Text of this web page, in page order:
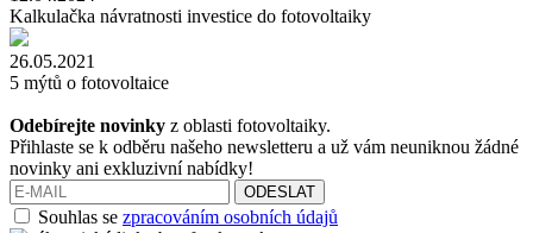
Kalkulačka návratnosti investice do fotovoltaiky
26.05.2021
5 mýtů o fotovoltaice
Odebírejte novinky z oblasti fotovoltaiky.
Přihlaste se k odběru našeho newsletteru a už vám neuniknou žádné
novinky ani exkluzivní nabídky!
ODESLAT
Souhlas se zpracováním osobních údajů